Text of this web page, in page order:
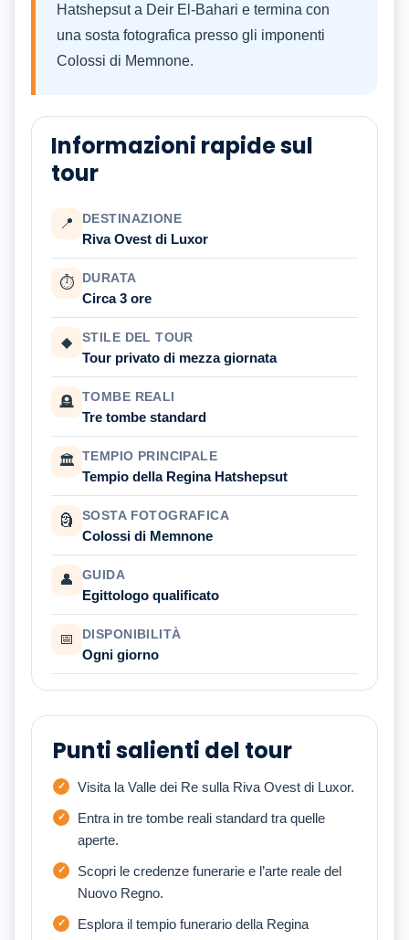
Hatshepsut a Deir El-Bahari e termina con
una sosta fotografica presso gli imponenti
Colossi di Memnone.
Informazioni rapide sul
tour
📍 DESTINAZIONE
Riva Ovest di Luxor
⏱ DURATA
Circa 3 ore
◆ STILE DEL TOUR
Tour privato di mezza giornata
🪦 TOMBE REALI
Tre tombe standard
🏛 TEMPIO PRINCIPALE
Tempio della Regina Hatshepsut
🗿 SOSTA FOTOGRAFICA
Colossi di Memnone
👤 GUIDA
Egittologo qualificato
📅 DISPONIBILITÀ
Ogni giorno
Punti salienti del tour
Visita la Valle dei Re sulla Riva Ovest di Luxor.
Entra in tre tombe reali standard tra quelle
aperte.
Scopri le credenze funerarie e l’arte reale del
Nuovo Regno.
Esplora il tempio funerario della Regina